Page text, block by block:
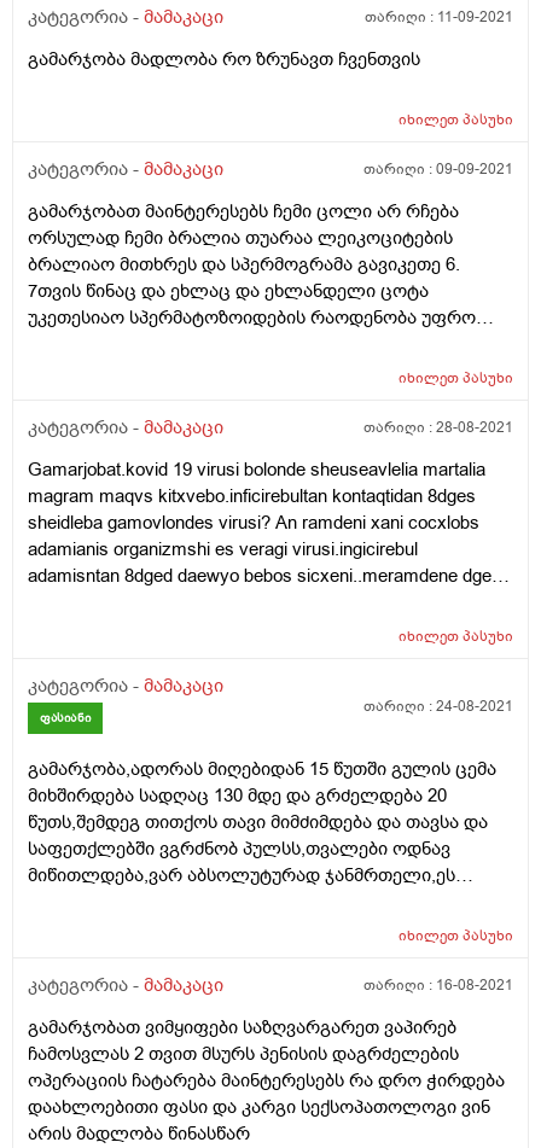
კატეგორია - მამაკაცი თარიღი : 11-09-2021
გამარჯობა მადლობა რო ზრუნავთ ჩვენთვის
იხილეთპასუხი
კატეგორია - მამაკაცი თარიღი :09-09-2021
გამარჯობათ მაინტერესებს ჩემი ცოლი არ რჩება
ორსულად ჩემი ბრალია თუარაა ლეიკოციტების
ბრალიაო მითხრეს და სპერმოგრამა გავიკეთე 6.
7თვის წინაც და ეხლაც და ეხლანდელი ცოტა
უკეთესიაო სპერმატოზოიდების რაოდენობა უფრო
სპერმატოზოიდებმა მკურნალობის გარეშე ? ახალ
მოთეთრო მონაცრისფრო. 3)სიმღვრიე მღვრიე. 4)
სპერმატოზოიდების კონცენტრაცია 1მლ-ში 48მლ. 8)
სპერმატო საერთო რაოდენ ეაკულატში 144 მლ. 9)
ცოცხალ სპერმატოზო რაოდენ 90% 10) მკვდარი
სპერმატო რაოდენ 10% 11) პროგრესულად მოძრავ
სპერმატოზოიდები 68% 12) ჰიპოკინეზისი14% 13)
პათოლოგიით 8%. 18) სპერმატოზო კუდის
პათოლოგიით 7% 19) სპერმატოგენის უჯრედები 1-2მხ/
6მხ/არე 22) ერითროციტი -მხ/არე 23) ლეციტინის
მარცვლები დიდი რაოდენობით 24) მიკროფლორა -
25)ლორწო მცირე რაოდენობა. მადლობა წინასწარ
იხილეთპასუხი
კატეგორია - მამაკაცი თარიღი :28-08-2021
Gamarjobat.kovid 19 virusi bolonde sheuseavlelia martalia
magram maqvs kitxvebo.inficirebultan kontaqtidan 8dges
sheidleba gamovlondes virusi? An ramdeni xani cocxlobs
adamianis organizmshi es veragi virusi.ingicirebul
adamisntan 8dged daewyo bebos sicxeni..meramdene dges
იხილეთპასუხი
კატეგორია - მამაკაცი
ფასიანი
თარიღი :24-08-2021
გამარჯობა,ადორას მიღებიდან 15 წუთში გულის ცემა
მიხშირდება სადღაც 130 მდე და გრძელდება 20
წუთს,შემდეგ თითქოს თავი მიმძიმდება და თავსა და
საფეთქლებში ვგრძნობ პულსს,თვალები ოდნავ
მიწითლდება,ვარ აბსოლუტურად ჯანმრთელი,ეს
იხილეთპასუხი
კატეგორია - მამაკაცი თარიღი : 16-08-2021
გამარჯობათ ვიმყიფები საზღვარგარეთ ვაპირებ
ჩამოსვლას 2 თვით მსურს პენისის დაგრძელების
ოპერაციის ჩატარება მაინტერესებს რა დრო ჭირდება
დაახლოებითი ფასი და კარგი სექსოპათოლოგი ვინ
არის მადლობა წინასწარ